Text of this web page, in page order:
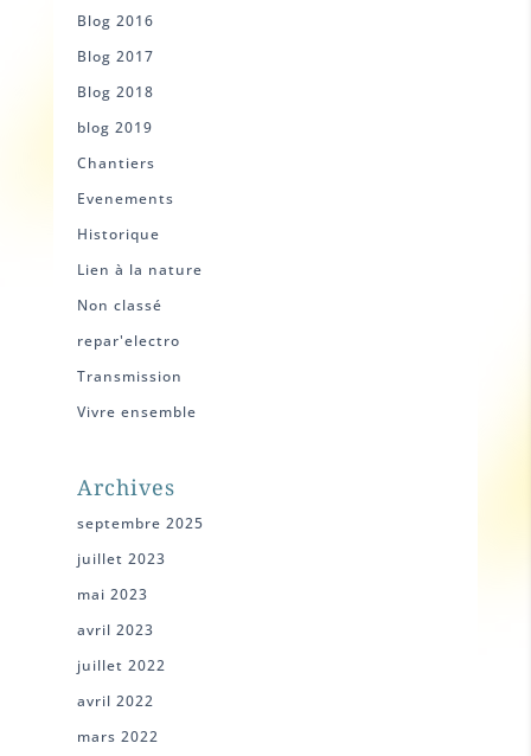
Blog 2016
Blog 2017
Blog 2018
blog 2019
Chantiers
Evenements
Historique
Lien à la nature
Non classé
repar'electro
Transmission
Vivre ensemble
Archives
septembre 2025
juillet 2023
mai 2023
avril 2023
juillet 2022
avril 2022
mars 2022